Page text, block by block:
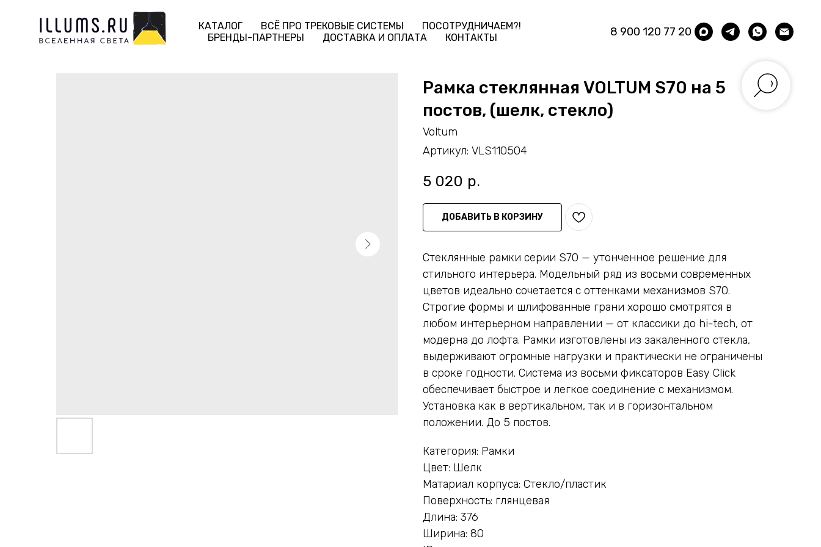
КАТАЛОГ ВСЁ ПРО ТРЕКОВЫЕ СИСТЕМЫ
ПОСОТРУДНИЧАЕМ?!
БРЕНДЫ-ПАРТНЕРЫ
ДОСТАВКА И ОПЛАТА КОНТАКТЫ 8 900 120 77 20
Рамка стеклянная VOLTUM S70 на 5
постов, (шелк, стекло)
Voltum
Артикул: VLS110504
5 020 р.
ДОБАВИТЬ В КОРЗИНУ
Стеклянные рамки серии S70 — утонченное решение для
стильного интерьера. Модельный ряд из восьми современных
цветов идеально сочетается с оттенками механизмов S70.
Строгие формы и шлифованные грани хорошо смотрятся в
любом интерьерном направлении — от классики до hi-tech, от
модерна до лофта. Рамки изготовлены из закаленного стекла,
выдерживают огромные нагрузки и практически не ограничены
в сроке годности. Система из восьми фиксаторов Easy Click
обеспечивает быстрое и легкое соединение с механизмом.
Установка как в вертикальном, так и в горизонтальном
положении. До 5 постов.
Категория: Рамки
Цвет: Шелк
Матариал корпуса: Стекло/пластик
Поверхность: глянцевая
Длина: 376
Ширина: 80